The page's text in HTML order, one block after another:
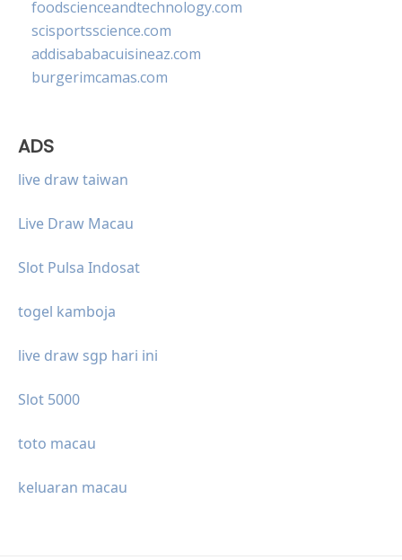
foodscienceandtechnology.com
scisportsscience.com
addisababacuisineaz.com
burgerimcamas.com
ADS
live draw taiwan
Live Draw Macau
Slot Pulsa Indosat
togel kamboja
live draw sgp hari ini
Slot 5000
toto macau
keluaran macau